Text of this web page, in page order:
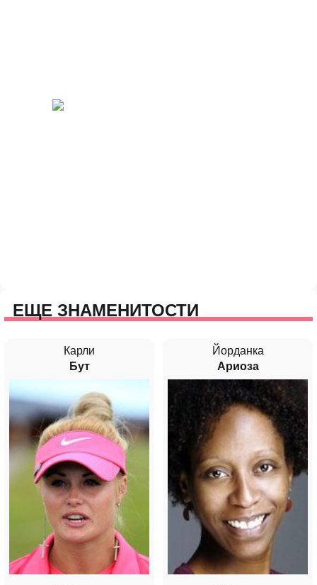
ЕЩЕ ЗНАМЕНИТОСТИ
Карли
Бут
Йорданка
Ариоза